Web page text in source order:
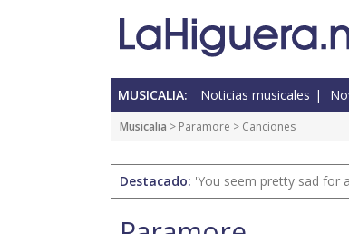
MUSICALIA: Noticias musicales
Musicalia > Paramore > Canciones
Destacado: 'You seem pretty sad for